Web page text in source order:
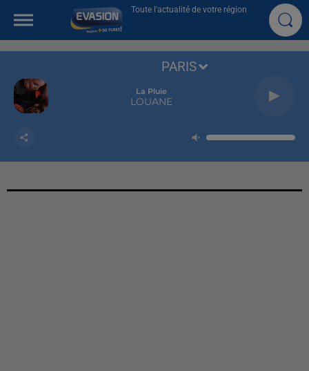
Toute l'actualité de votre région
La Pluie
LOUANE
PARIS